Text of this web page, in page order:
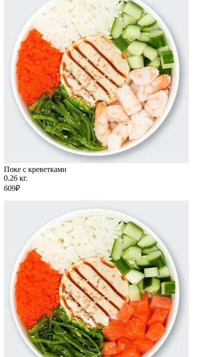
Поке с креветками
0.26 кг.
609₽